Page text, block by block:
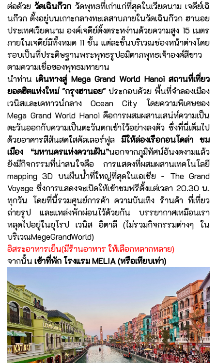
ต่อด้วยวัดเฉินก๊วก วัดพุทธที่เก่าแก่ที่สุดในเวียดนาม เจดีย์เฉิ
นก๊วก ตั้งอยู่บนเกาะกลางทะเลสาบภายในวัดเฉินก๊วก ฮานอย
ประเทศเวียดนาม องค์เจดีย์ตั้งตระหง่านด้วยความสูง 15 เมตร
ภายในเจดีย์มีทั้งหมด 11 ชั้น แต่ละชั้นบริเวณช่องหน้าต่างโดย
รอบเป็นที่ประดิษฐานพระพุทธรูปอมิตาภพุทธเจ้าองค์สีขาว
ตามความเชื่อของพุทธมหายาน
นำท่านเดินทางสู่ Mega Grand World Hanoi สถานที่เที่ยว
ยอดฮิตแห่งใหม่ "กรุงฮานอย"ประกอบด้วย พื้นที่จำลองเมือง
เวนิสและเคทาวน์กลาง Ocean City โดยความพิเศษของ
Mega Grand World Hanoi คือการผสมผสานเสน่ห์ความเป็น
ตะวันออกกับความเป็นตะวันตกเข้าไว้อย่างลงตัว ซึ่งที่นี่เต็มไป
ด้วยอาคารสีสันสดใสคัลเลอร์ฟูล มีให้ล่องเรือกอนโดล่า ชม
เมือง “มหานครแห่งความฝัน”นอกจากภูมิทัศน์อันงดงามแล้ว
ยังมีกิจกรรมที่น่าสนใจคือ การแสดงที่ผสมผสานเทคโนโลยี
mapping 3D บนผืนน้ำที่ใหญ่ที่สุดในเอเชีย - The Grand
Voyage ซึ่งการแสดงจะเปิดให้เข้าชมฟรีตั้งแต่เวลา 20.30 น.
ทุกวัน โดยที่นี้รวมศูนย์การค้า ความบันเทิง ร้านค้า ที่เที่ยว
ถ่ายรูป และแหล่งพักผ่อนไว้ด้วยกัน บรรยากาศเหมือนเรา
หลุดไปอยู่ในยุโรป เวนิส อิตาลี (ไม่รวมกิจกรรมต่างๆ ใน
บริเวณMegeGrandWorld)
อิสระอาหารเย็น(มีร้านอาหาร ให้เลือกหลากหลาย)
จากนั้น เข้าที่พัก โรงแรม MELIA (หรือเทียบเท่า)